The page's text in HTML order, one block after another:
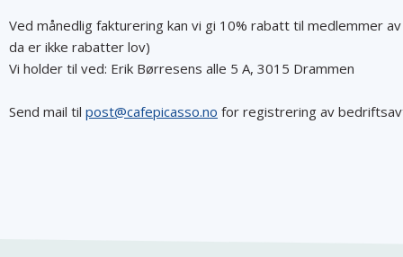
Ved månedlig fakturering kan vi gi 10% rabatt til medlemmer
da er ikke rabatter lov)
Vi holder til ved: Erik Børresens alle 5 A, 3015 Drammen
Send mail til post@cafepicasso.no for registrering av